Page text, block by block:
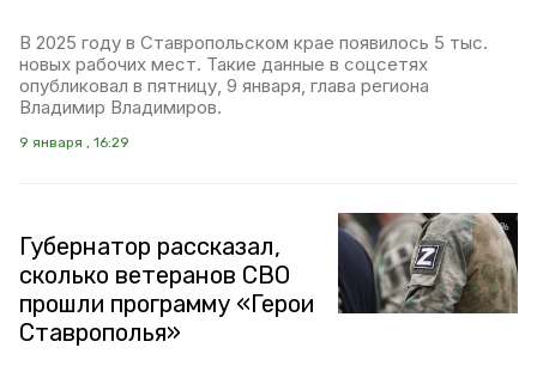
В 2025 году в Ставропольском крае появилось 5 тыс.
новых рабочих мест. Такие данные в соцсетях
опубликовал в пятницу, 9 января, глава региона
Владимир Владимиров.
9 января , 16:29
Губернатор рассказал,
сколько ветеранов СВО
прошли программу «Герои
Ставрополья»